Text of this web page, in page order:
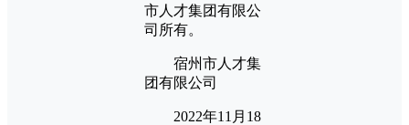
市人才集团有限公
司所有。
宿州市人才集
团有限公司
2022年11月18